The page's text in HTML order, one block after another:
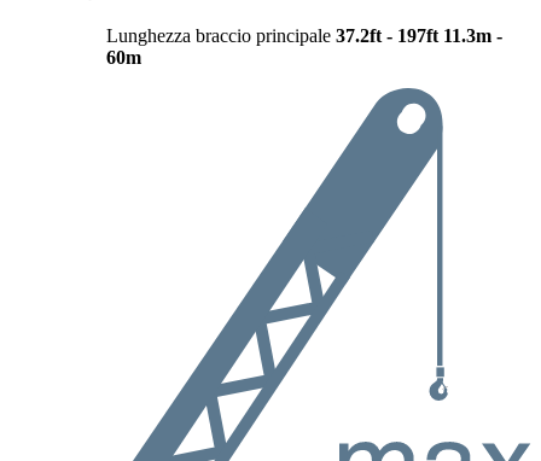
Lunghezza braccio principale 37.2ft - 197ft 11.3m -
60m